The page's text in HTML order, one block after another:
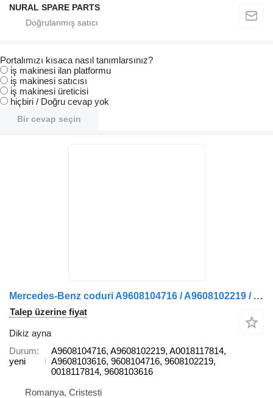
NURAL SPARE PARTS
Portalımızı kısaca nasıl tanımlarsınız?
i̇ş makinesi ilan platformu
i̇ş makinesi satıcısı
i̇ş makinesi üreticisi
hiçbiri / Doğru cevap yok
Bir cevap seçin
Mercedes-Benz coduri A9608104716 / A9608102219 / A0018117814 / A9608103616 kamyon için Oglindă retrovizoare dreapta A9608104716 dikiz ayna
Talep üzerine fiyat
Dikiz ayna
Durum
yeni
A9608104716, A9608102219, A0018117814,
A9608103616, 9608104716, 9608102219,
0018117814, 9608103616
Romanya, Cristesti